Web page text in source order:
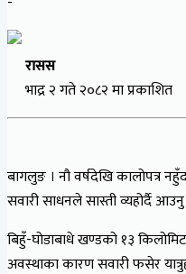
रासस
भाद्र २ गते २०८२ मा प्रकाशित
बागलुङ । नौ वर्षदेखि कालोपत्र
सवारी साधनले सास्ती व्यहोर्दै
बिहुँ-घोडाबाधे खण्डको १३
अवस्थाका कारण सवारी फसेर